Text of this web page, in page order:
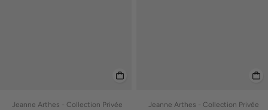
Jeanne Arthes - Collection Privée Jeanne Arthes - Collection Privée